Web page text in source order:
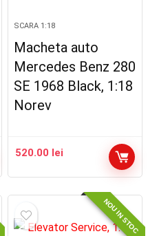
SCARA 1:18
Macheta auto
Mercedes Benz 280
SE 1968 Black, 1:18
Norev
520.00 lei
NOU IN STOC